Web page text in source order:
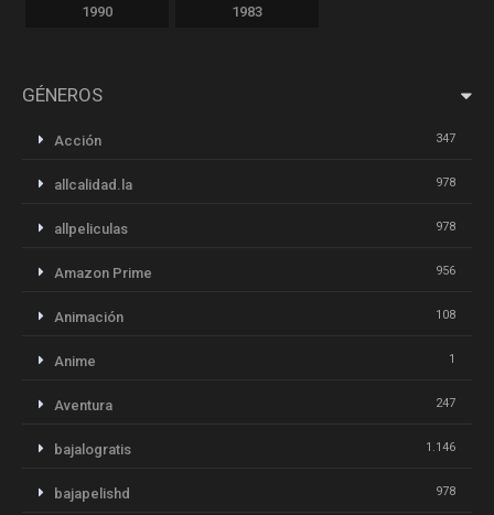
1990 1983
GÉNEROS
Acción 347
allcalidad.la 978
allpeliculas 978
Amazon Prime 956
Animación 108
Anime 1
Aventura 247
bajalogratis 1.146
bajapelishd 978